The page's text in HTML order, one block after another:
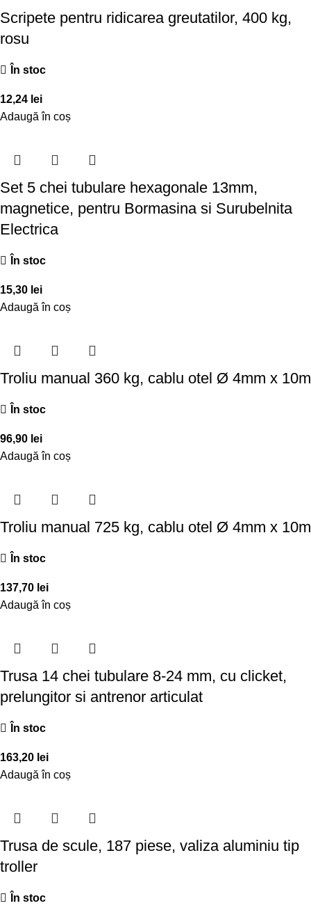
Scripete pentru ridicarea greutatilor, 400 kg,
rosu
În stoc
12,24 lei
Adaugă în coș
Set 5 chei tubulare hexagonale 13mm,
magnetice, pentru Bormasina si Surubelnita
Electrica
În stoc
15,30 lei
Adaugă în coș
Troliu manual 360 kg, cablu otel Ø 4mm x 10m
În stoc
96,90 lei
Adaugă în coș
Troliu manual 725 kg, cablu otel Ø 4mm x 10m
În stoc
137,70 lei
Adaugă în coș
Trusa 14 chei tubulare 8-24 mm, cu clicket,
prelungitor si antrenor articulat
În stoc
163,20 lei
Adaugă în coș
Trusa de scule, 187 piese, valiza aluminiu tip
troller
În stoc